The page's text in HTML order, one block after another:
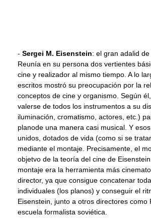
- Sergei M. Eisenstein: el gran adalid
Reunía en su persona dos vertientes
cine y realizador al mismo tiempo. A lo
escritos mostró su preocupación por la
conceptos de cine y organismo. Según
valerse de todos los instrumentos a su
iluminación, cromatismo, actores, etc.)
planode una manera casi musical. Y
unidos, dotados de vida (como si se
mediante el montaje. Precisamente, el
objetvo de la teoría del cine de
montaje era la herramienta más
director, ya que consigue concatenar
individuales (los planos) y conseguir el
Eisenstein, junto a otros directores como
escuela formalista soviética.